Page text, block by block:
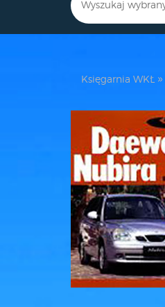
Księgarnia WKŁ